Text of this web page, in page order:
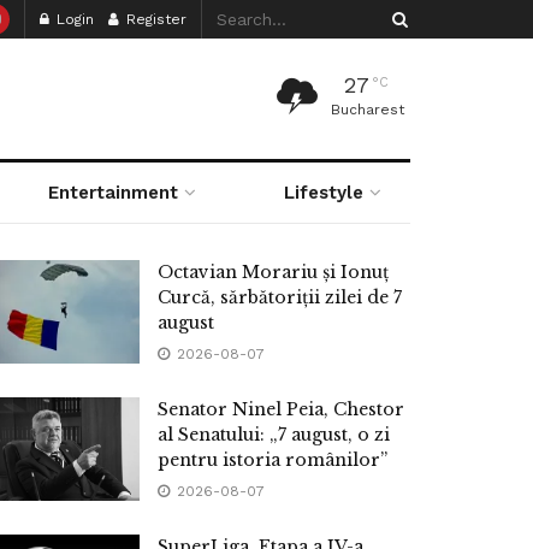
Login Register
27 °C
Bucharest
Entertainment Lifestyle
Octavian Morariu și Ionuț
Curcă, sărbătoriții zilei de 7
august
2026-08-07
Senator Ninel Peia, Chestor
al Senatului: „7 august, o zi
pentru istoria românilor”
2026-08-07